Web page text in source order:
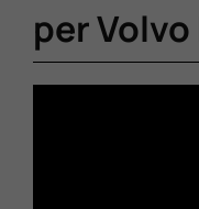
per Volvo